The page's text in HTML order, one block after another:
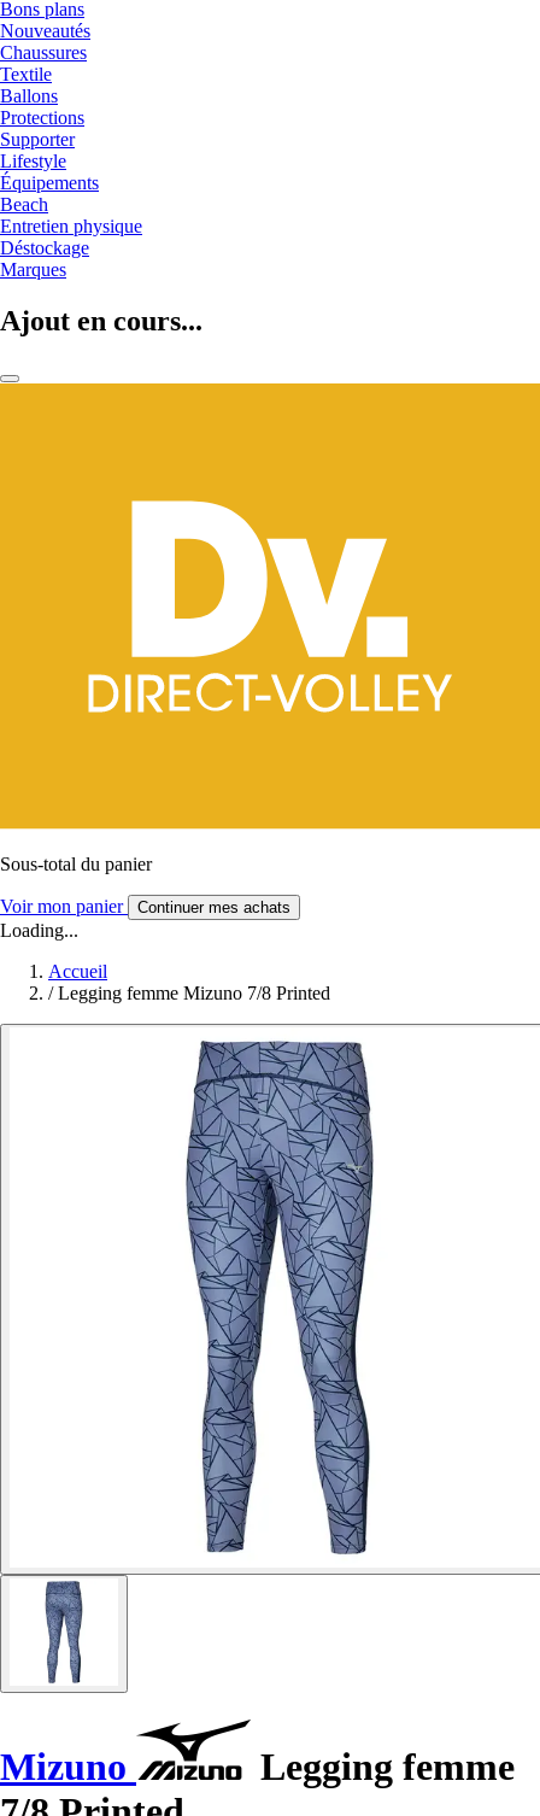
Bons plans
Nouveautés
Chaussures
Textile
Ballons
Protections
Supporter
Lifestyle
Équipements
Beach
Entretien physique
Déstockage
Marques
Ajout en cours...
Sous-total du panier
Voir mon panier Continuer mes achats
Loading...
Accueil
/ Legging femme Mizuno 7/8 Printed
Mizuno
Legging femme